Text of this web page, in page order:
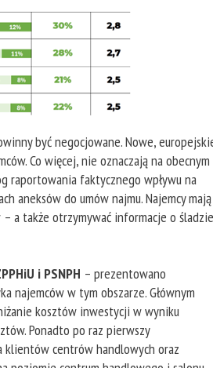
być negocjowane. Nowe,
Co więcej, nie oznaczają na obecnym
raportowania faktycznego wpływu na
aneksów do umów najmu. Najemcy mają
a także otrzymywać informacje o śladzie
i PSNPH – prezentowano
najemców w tym obszarze. Głównym
kosztów inwestycji w wyniku
Ponadto po raz pierwszy
klientów centrów handlowych oraz